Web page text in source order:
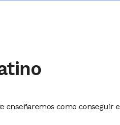
enseñaremos como conseguir